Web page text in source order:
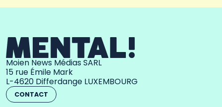
Moien News Médias SARL
15 rue Émile Mark
L-4620 Differdange LUXEMBOURG
CONTACT